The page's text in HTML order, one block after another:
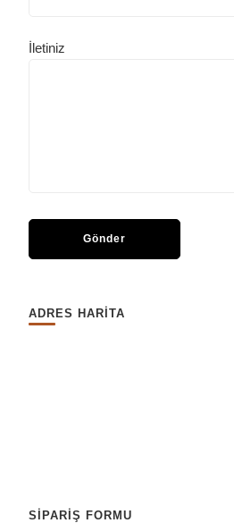
İletiniz
ADRES HARİTA
SİPARİŞ FORMU